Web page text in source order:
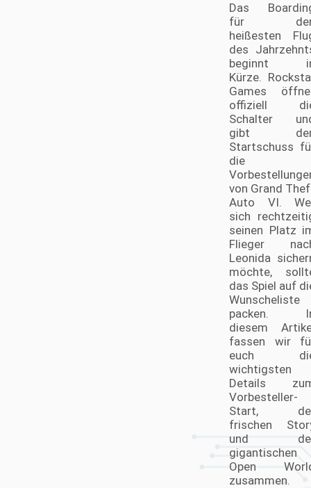
Das
für
heißesten
des
beginnt
Kürze.
Games
offiziell
Schalter
gibt
Startschuss
die
von Grand
Auto VI.
sich
seinen Platz
Flieger
Leonida
möchte,
das Spiel auf
Wunscheliste
packen.
diesem
fassen wir
euch
wichtigsten
Details
Vorbesteller-
Start,
frischen
und
gigantischen
Open
zusammen.